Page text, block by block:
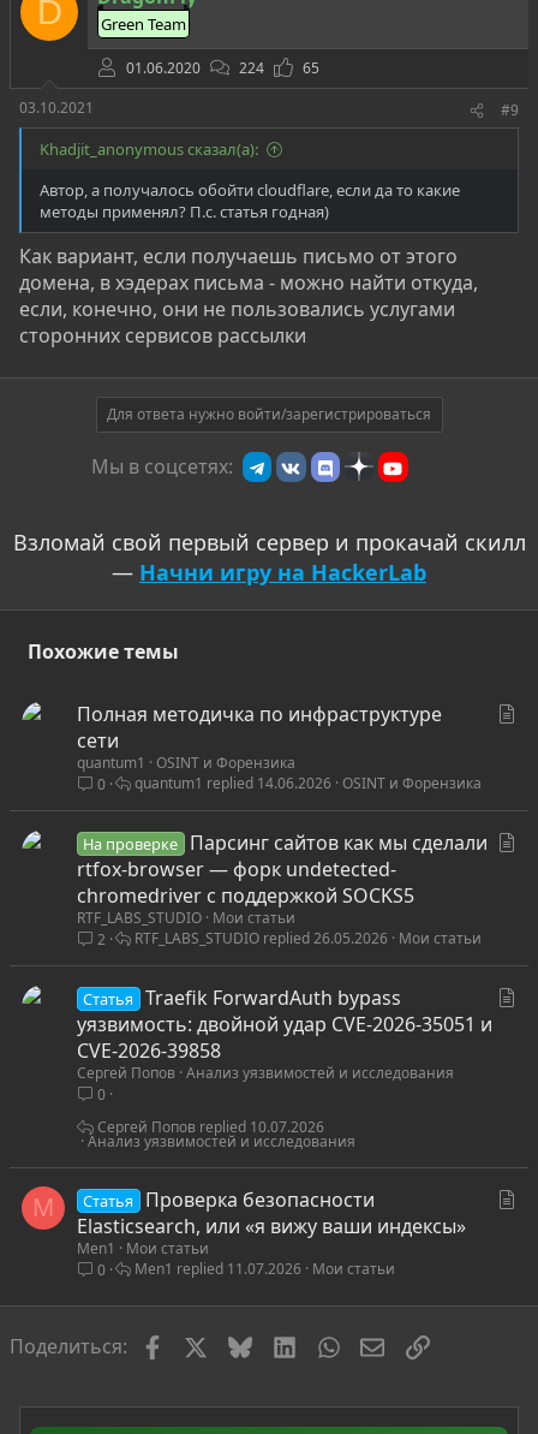
D Green Team
01.06.2020 224
65
03.10.2021
#9
Khadjit_anonymous сказал(а):
Автор, а получалось обойти cloudflare, если да то какие
методы применял? П.с. статья годная)
Как вариант, если получаешь письмо от этого
домена, в хэдерах письма - можно найти откуда,
если, конечно, они не пользовались услугами
сторонних сервисов рассылки
Для ответа нужно войти/зарегистрироваться
Мы в соцсетях:
Взломай свой первый сервер и прокачай скилл
— Начни игру на HackerLab
Похожие темы
ь
Полная методичка по инфраструктуре
сети
quantum1
OSINT и Форензика
0
OSINT и Форензика
14.06.2026
quantum1
я
На проверке
Парсинг сайтов как мы сделали
rtfox-browser — форк undetected-
chromedriver с поддержкой SOCKS5
RTF_LABS_STUDIO Мои статьи
2
Мои статьи
26.05.2026
RTF_LABS_STUDIO
Статья
Traefik ForwardAuth bypass
уязвимость: двойной удар CVE-2026-35051 и
CVE-2026-39858
Сергей Попов Анализ уязвимостей и исследования
0
Анализ уязвимостей и исследования
10.07.2026
Сергей Попов
M
ь
Статья
Проверка безопасности
Elasticsearch, или «я вижу ваши индексы»
Men1
Мои статьи
0
Мои статьи
11.07.2026
Men1
Поделиться: FacebookBlueskyLinkedInWhatsAppЭлектронная
Ссылка